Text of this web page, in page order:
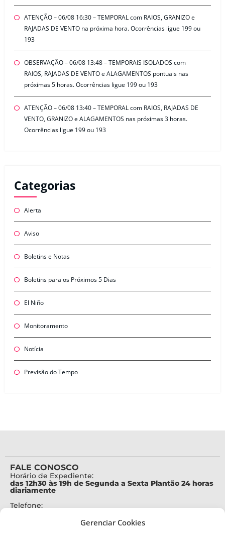
Gerenciar Cookies
ATENÇÃO – 06/08 16:30 – TEMPORAL com RAIOS, GRANIZO e
RAJADAS DE VENTO na próxima hora. Ocorrências ligue 199 ou
193
OBSERVAÇÃO – 06/08 13:48 – TEMPORAIS ISOLADOS com
RAIOS, RAJADAS DE VENTO e ALAGAMENTOS pontuais nas
próximas 5 horas. Ocorrências ligue 199 ou 193
ATENÇÃO – 06/08 13:40 – TEMPORAL com RAIOS, RAJADAS DE
VENTO, GRANIZO e ALAGAMENTOS nas próximas 3 horas.
Ocorrências ligue 199 ou 193
Categorias
Alerta
Aviso
Boletins e Notas
Boletins para os Próximos 5 Dias
El Niño
Monitoramento
Notícia
Previsão do Tempo
FALE CONOSCO
Horário de Expediente:
das 12h30 às 19h de Segunda a Sexta Plantão 24 horas
diariamente
Telefone: